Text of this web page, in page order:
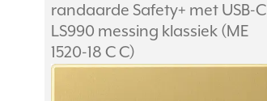
randaarde Safety+ met USB-C
LS990 messing klassiek (ME
1520-18 C C)